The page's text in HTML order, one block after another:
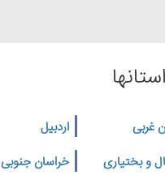
غربی اردبیل
و بختیاری خراسان جنوبی